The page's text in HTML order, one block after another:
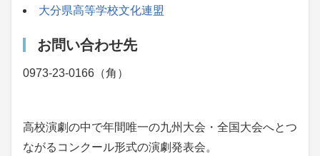
大分県高等学校文化連盟
お問い合わせ先
0973-23-0166（角）
高校演劇の中で年間唯一の九州大会・全国大会へとつ
ながるコンクール形式の演劇発表会。